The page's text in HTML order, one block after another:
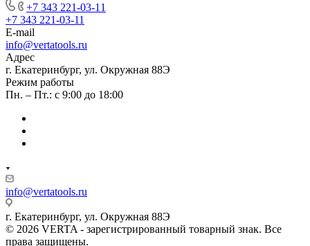
+7 343 221-03-11
+7 343 221-03-11
E-mail
info@vertatools.ru
Адрес
г. Екатеринбург, ул. Окружная 88Э
Режим работы
Пн. – Пт.: с 9:00 до 18:00
info@vertatools.ru
г. Екатеринбург, ул. Окружная 88Э
© 2026 VERTA - зарегистрированный товарный знак. Все
права защищены.